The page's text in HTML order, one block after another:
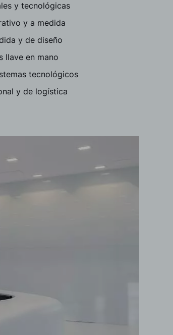
y tecnológicas
y a medida
y de diseño
llave en mano
tecnológicos
y de logística